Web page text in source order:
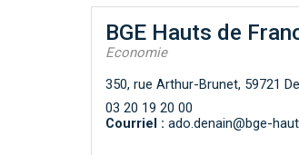
BGE Hauts de
Economie
350, rue Arthur-Brunet, 59721
03 20 19 20 00
Courriel : ado.denain@bge-